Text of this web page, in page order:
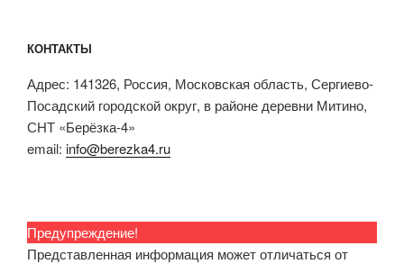
КОНТАКТЫ
Адрес: 141326, Россия, Московская область, Сергиево-
Посадский городской округ, в районе деревни Митино,
СНТ «Берёзка-4»
email: info@berezka4.ru
Предупреждение!
Представленная информация может отличаться от